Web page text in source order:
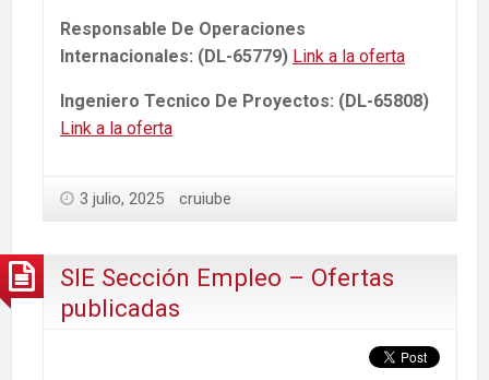
Responsable De Operaciones
Internacionales: (DL-65779) Link a la oferta
Ingeniero Tecnico De Proyectos: (DL-65808)
Link a la oferta
3 julio, 2025 cruiube
SIE Sección Empleo – Ofertas
publicadas